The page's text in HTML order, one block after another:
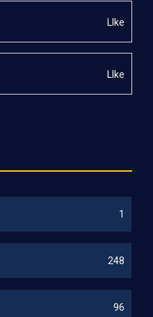
LIke
LIke
1
248
96